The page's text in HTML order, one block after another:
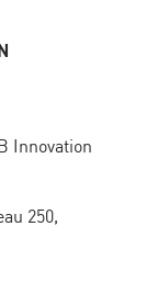
Innovation
250,